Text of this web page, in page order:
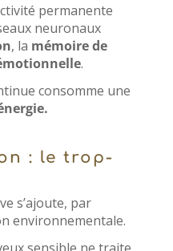
permanente
neuronaux
, la mémoire de
.
consomme une
: le trop-
s’ajoute, par
environnementale.